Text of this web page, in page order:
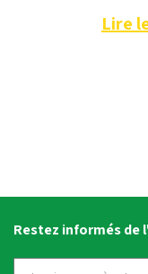
Lire
Restez informés